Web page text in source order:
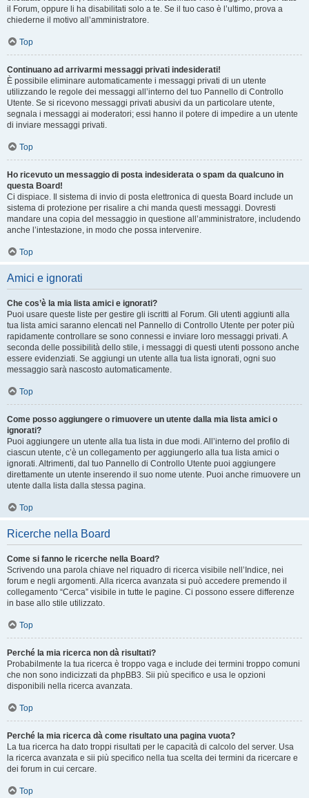
il Forum, oppure li ha disabilitati solo a te. Se il tuo caso è l’ultimo, prova a
chiederne il motivo all’amministratore.
Top
Continuano ad arrivarmi messaggi privati indesiderati!
È possibile eliminare automaticamente i messaggi privati ​​di un utente
utilizzando le regole dei messaggi all’interno del tuo Pannello di Controllo
Utente. Se si ricevono messaggi privati ​​abusivi da un particolare utente,
segnala i messaggi ai moderatori; essi hanno il potere di impedire a un utente
di inviare messaggi privati​​.
Top
Ho ricevuto un messaggio di posta indesiderata o spam da qualcuno in
questa Board!
Ci dispiace. Il sistema di invio di posta elettronica di questa Board include un
sistema di protezione per risalire a chi manda questi messaggi. Dovresti
mandare una copia del messaggio in questione all’amministratore, includendo
anche l’intestazione, in modo che possa intervenire.
Top
Amici e ignorati
Che cos’è la mia lista amici e ignorati?
Puoi usare queste liste per gestire gli iscritti al Forum. Gli utenti aggiunti alla
tua lista amici saranno elencati nel Pannello di Controllo Utente per poter più
rapidamente controllare se sono connessi e inviare loro messaggi privati. A
seconda delle possibilità dello stile, i messaggi di questi utenti possono anche
essere evidenziati. Se aggiungi un utente alla tua lista ignorati, ogni suo
messaggio sarà nascosto automaticamente.
Top
Come posso aggiungere o rimuovere un utente dalla mia lista amici o
ignorati?
Puoi aggiungere un utente alla tua lista in due modi. All’interno del profilo di
ciascun utente, c’è un collegamento per aggiungerlo alla tua lista amici o
ignorati. Altrimenti, dal tuo Pannello di Controllo Utente puoi aggiungere
direttamente un utente inserendo il suo nome utente. Puoi anche rimuovere un
utente dalla lista dalla stessa pagina.
Top
Ricerche nella Board
Come si fanno le ricerche nella Board?
Scrivendo una parola chiave nel riquadro di ricerca visibile nell’Indice, nei
forum e negli argomenti. Alla ricerca avanzata si può accedere premendo il
collegamento “Cerca” visibile in tutte le pagine. Ci possono essere differenze
in base allo stile utilizzato.
Top
Perché la mia ricerca non dà risultati?
Probabilmente la tua ricerca è troppo vaga e include dei termini troppo comuni
che non sono indicizzati da phpBB3. Sii più specifico e usa le opzioni
disponibili nella ricerca avanzata.
Top
Perché la mia ricerca dà come risultato una pagina vuota?
La tua ricerca ha dato troppi risultati per le capacità di calcolo del server. Usa
la ricerca avanzata e sii più specifico nella tua scelta dei termini da ricercare e
dei forum in cui cercare.
Top